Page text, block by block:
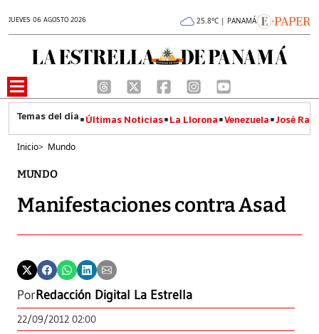
JUEVES 06 AGOSTO 2026 25.8°C | PANAMÁ
Últimas Noticias La Llorona Venezuela José
Inicio> Mundo
MUNDO
Manifestaciones contra Asad
PorRedacción Digital La Estrella
22/09/2012 02:00